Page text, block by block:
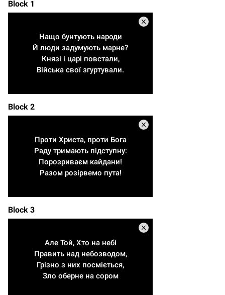
Block 1
Нащо бунтують народи
Й люди задумують марне?
Князі і царі повстали,
Війська свої згуртували.
Block 2
Проти Христа, проти Бога
Раду тримають підступну:
Порозриваєм кайдани!
Разом розірвемо пута!
Block 3
Але Той, Хто на небі
Править над небозводом,
Грізно з них посміється,
Зло оберне на сором